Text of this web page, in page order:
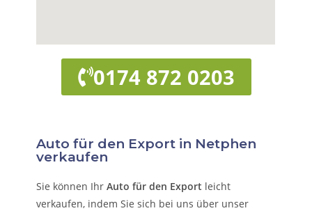
0174 872 0203
Auto für den Export in Netphen
verkaufen
Sie können IhrAuto für den Export leicht
verkaufen, indem Sie sich bei uns über unser